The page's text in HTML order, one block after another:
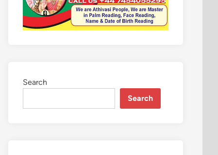
Search
Search